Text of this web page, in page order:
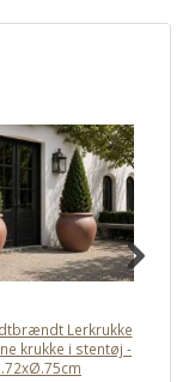
Lerkrukke
krukke i stentøj -